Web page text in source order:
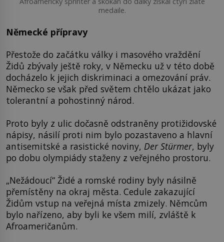
medaile.
Německé přípravy
Přestože do začátku války i masového vraždění
Židů zbývaly ještě roky, v Německu už v této době
docházelo k jejich diskriminaci a omezování práv.
Německo se však před světem chtělo ukázat jako
tolerantní a pohostinný národ.
Proto byly z ulic dočasně odstraněny protižidovské
nápisy, násilí proti nim bylo pozastaveno a hlavní
antisemitské a rasistické noviny, Der Stürmer, byly
po dobu olympiády staženy z veřejného prostoru.
„Nežádoucí“ Židé a romské rodiny byly násilně
přemístěny na okraj města. Cedule zakazující
Židům vstup na veřejná místa zmizely. Němcům
bylo nařízeno, aby byli ke všem milí, zvláště k
Afroameričanům.